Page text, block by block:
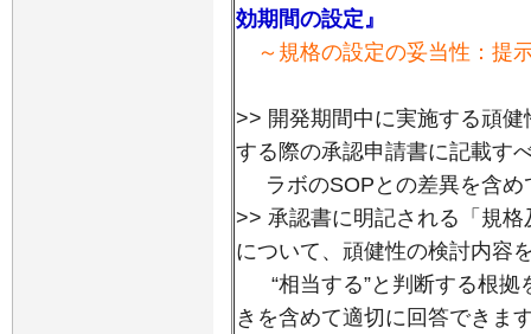
効期間の設定』
～規格の設定の妥当性：提
>> 開発期間中に実施する頑
する際の承認申請書に記載す
ラボのSOPとの差異を含め
>> 承認書に明記される「規
について、頑健性の検討内容
“相当する”と判断する根拠
きを含めて適切に回答できま